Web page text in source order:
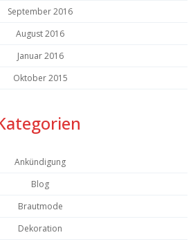
September 2016
August 2016
Januar 2016
Oktober 2015
Ankündigung
Blog
Brautmode
Dekoration